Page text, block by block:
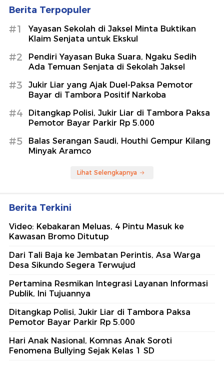
Berita Terpopuler
#1
Yayasan Sekolah di Jaksel Minta Buktikan
Klaim Senjata untuk Ekskul
#2
Pendiri Yayasan Buka Suara, Ngaku Sedih
Ada Temuan Senjata di Sekolah Jaksel
#3
Jukir Liar yang Ajak Duel-Paksa Pemotor
Bayar di Tambora Positif Narkoba
#4
Ditangkap Polisi, Jukir Liar di Tambora Paksa
Pemotor Bayar Parkir Rp 5.000
#5
Balas Serangan Saudi, Houthi Gempur Kilang
Minyak Aramco
Lihat Selengkapnya
Berita Terkini
Video: Kebakaran Meluas, 4 Pintu Masuk ke
Kawasan Bromo Ditutup
Dari Tali Baja ke Jembatan Perintis, Asa Warga
Desa Sikundo Segera Terwujud
Pertamina Resmikan Integrasi Layanan Informasi
Publik, Ini Tujuannya
Ditangkap Polisi, Jukir Liar di Tambora Paksa
Pemotor Bayar Parkir Rp 5.000
Hari Anak Nasional, Komnas Anak Soroti
Fenomena Bullying Sejak Kelas 1 SD